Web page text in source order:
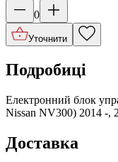
0
Уточнити
Подробиці
Електронний блок
Nissan NV300) 2014 -,
Доставка